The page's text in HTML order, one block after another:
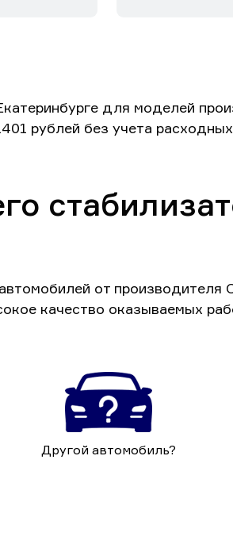
для моделей
рублей без учета
от
качество оказываемых
Другой автомобиль?